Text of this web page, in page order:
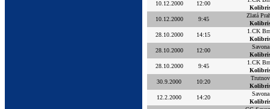
10.12.2000
12:00
10.12.2000
9:45
Zlatá
28.10.2000
14:15
1.CK
28.10.2000
12:00
28.10.2000
9:45
1.CK
30.9.2000
10:20
12.2.2000
14:20